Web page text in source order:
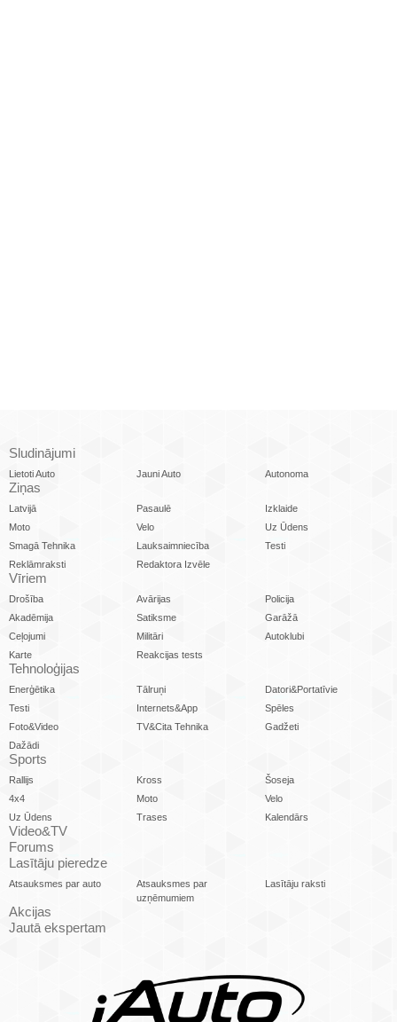
Sludinājumi
Lietoti Auto Jauni Auto Autonoma
Ziņas
Latvijā Pasaulē
Izklaide
Moto
Velo
Uz Ūdens
Smagā Tehnika
Lauksaimniecība
Testi
Reklāmraksti
Redaktora Izvēle
Vīriem
Drošība Avārijas
Policija
Akadēmija
Satiksme
Garāžā
Ceļojumi
Militāri
Autoklubi
Karte
Reakcijas tests
Tehnoloģijas
Enerģētika Tālruņi
Datori&Portatīvie
Testi
Internets&App
Spēles
Foto&Video
TV&Cita Tehnika
Gadžeti
Dažādi
Sports
Rallijs Kross
Šoseja
4x4
Moto
Velo
Uz Ūdens
Trases Kalendārs
Video&TV
Forums
Lasītāju pieredze
Atsauksmes par auto
Atsauksmes par
uzņēmumiem
Lasītāju raksti
Akcijas
Jautā ekspertam